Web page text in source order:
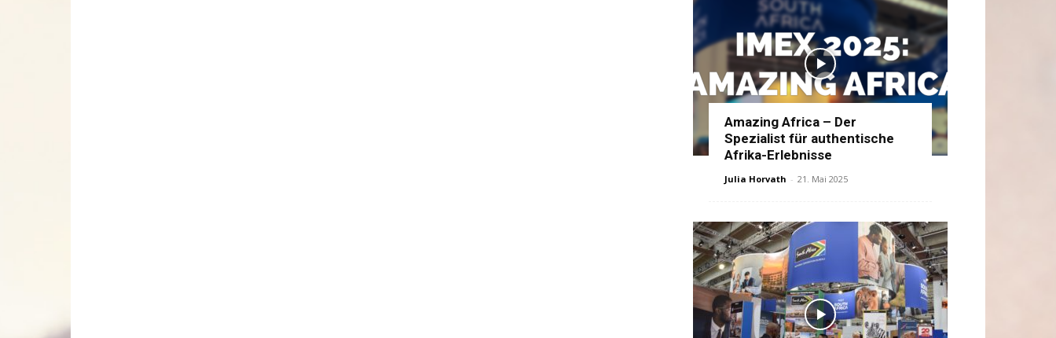
Amazing Africa – Der
Spezialist für authentische
Afrika-Erlebnisse
Julia Horvath - 21. Mai 2025